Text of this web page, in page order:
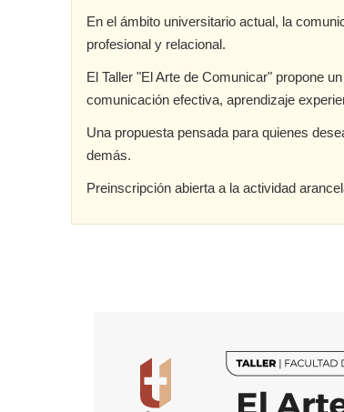
En el ámbito universitario actual, la
profesional y relacional.
El Taller "El Arte de Comunicar" propone
comunicación efectiva, aprendizaje
Una propuesta pensada para quienes
demás.
Preinscripción abierta a la actividad